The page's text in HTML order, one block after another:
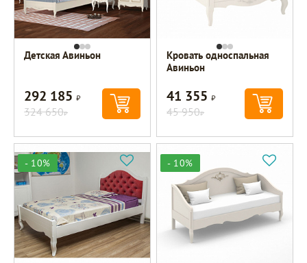
Детская Авиньон
292 185Р
324 650Р
Кровать односпальная
Авиньон
41 355Р
45 950Р
- 10% - 10%